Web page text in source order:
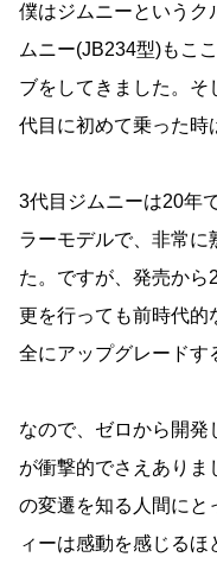
僕はジムニーというク
ムニー(JB234型)もこ
ブをしてきました。
代目に初めて乗った時
3代目ジムニーは20年
ラーモデルで、非常に
た。ですが、発売か
更を行っても前時代的
全にアップグレードす
なので、ゼロから開発
が衝撃的でさえありま
の変遷を知る人間にと
ィーは感動を感じるほ